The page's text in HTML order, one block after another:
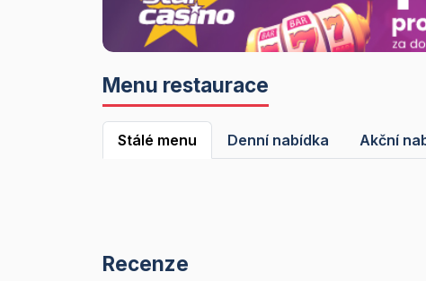
Menu restaurace
Stálé menu Denní nabídka Akční
Recenze